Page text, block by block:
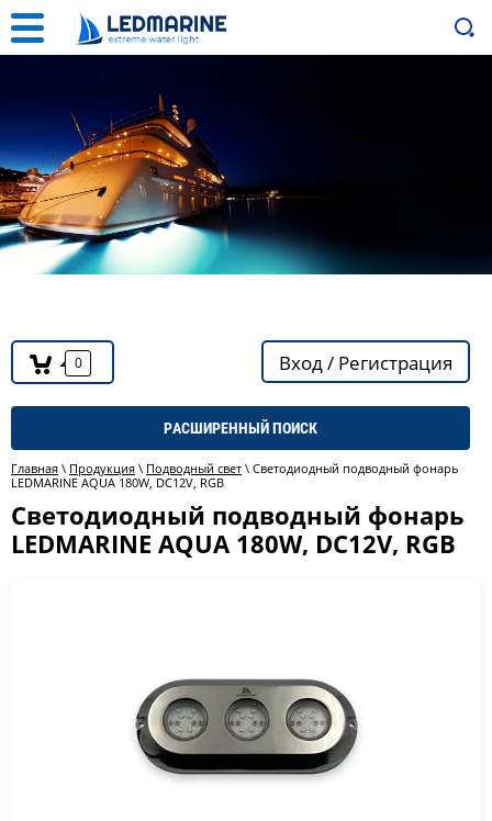
0 Вход / Регистрация
РАСШИРЕННЫЙ ПОИСК
Главная \ Продукция \ Подводный свет \ Светодиодный подводный фонарь
LEDMARINE AQUA 180W, DC12V, RGB
Светодиодный подводный фонарь
LEDMARINE AQUA 180W, DC12V, RGB